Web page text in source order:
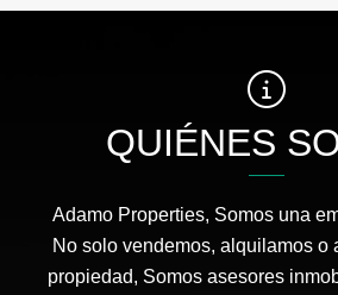
QUIÉNES
Adamo Properties, Somos una
No solo vendemos, alquilamos o
propiedad, Somos asesores